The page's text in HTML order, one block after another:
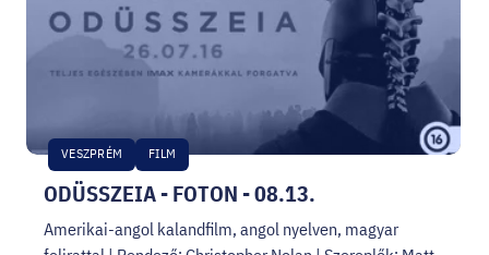
ODÜSSZEIA - FOTON - 08.13.
VESZPRÉM FILM
Amerikai-angol kalandfilm, angol nyelven, magyar